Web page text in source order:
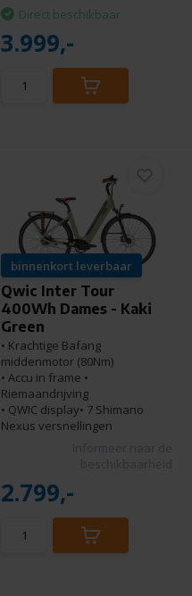
Direct beschikbaar
3.999,-
binnenkort leverbaar
Qwic Inter Tour
400Wh Dames - Kaki
Green
• Krachtige Bafang
middenmotor (80Nm)
• Accu in frame •
Riemaandrijving
• QWIC display• 7 Shimano
Nexus versnellingen
2.799,-